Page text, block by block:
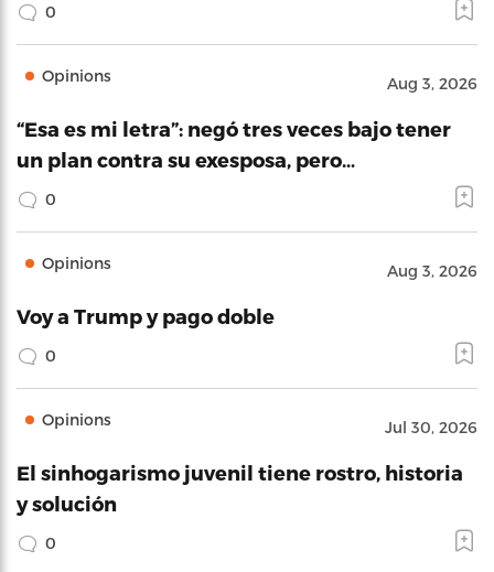
0
Opinions Aug 3, 2026
“Esa es mi letra”: negó tres veces bajo tener
un plan contra su exesposa, pero…
0
Opinions Aug 3, 2026
Voy a Trump y pago doble
0
Opinions Jul 30, 2026
El sinhogarismo juvenil tiene rostro, historia
y solución
0